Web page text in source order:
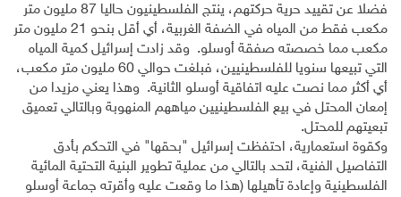
فضلا عن تقييد حرية حركتهم، ينتج الفلسطينيون حاليا 87 مليون متر
مكعب فقط من المياه في الضفة الغربية، أي أقل بنحو 21 مليون متر
مكعب مما خصصته صفقة أوسلو. وقد زادت إسرائيل كمية المياه
التي تبيعها سنويا للفلسطينيين، فبلغت حوالي 60 مليون متر مكعب،
أي أكثر مما نصت عليه اتفاقية أوسلو الثانية. وهذا يعني مزيدا من
إمعان المحتل في بيع الفلسطينيين مياههم المنهوبة وبالتالي تعميق
تبعيتهم للمحتل.
وكقوة استعمارية، احتفظت إسرائيل "بحقها" في التحكم بأدق
التفاصيل الفنية، لتحد بالتالي من عملية تطوير البنية التحتية المائية
الفلسطينية وإعادة تأهيلها (هذا ما وقعت عليه وأقرته جماعة أوسلو